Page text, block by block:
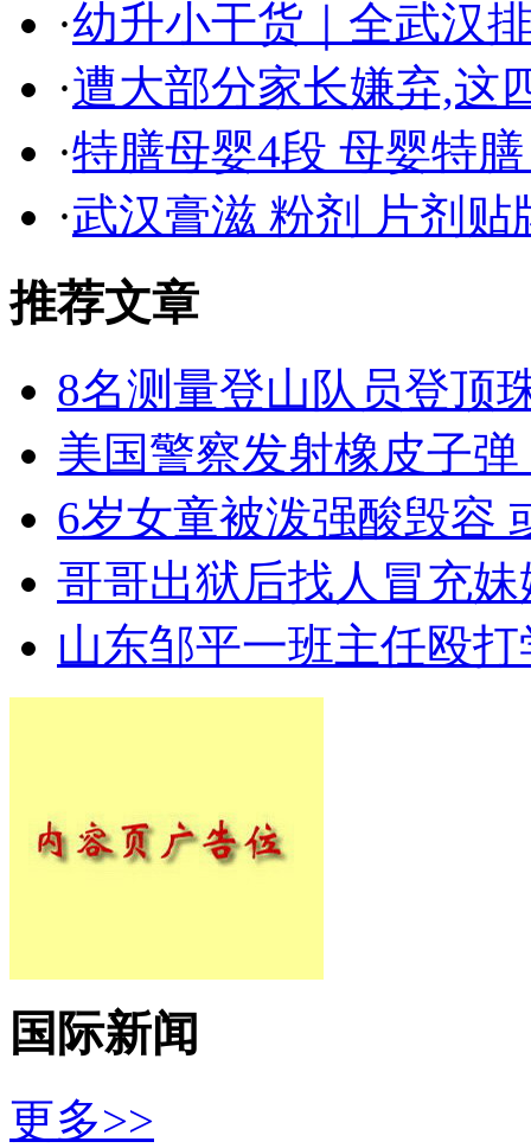
·幼升小干货｜全武汉
·遭大部分家长嫌弃,这
·特膳母婴4段 母婴特
·武汉膏滋 粉剂 片剂
推荐文章
8名测量登山队员登顶
美国警察发射橡皮子
6岁女童被泼强酸毁容
哥哥出狱后找人冒充
山东邹平一班主任殴
国际新闻
更多>>